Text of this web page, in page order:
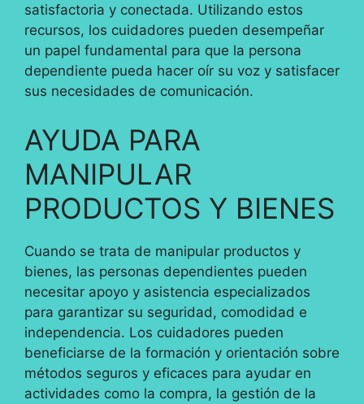
satisfactoria y conectada. Utilizando estos
recursos, los cuidadores pueden desempeñar
un papel fundamental para que la persona
dependiente pueda hacer oír su voz y satisfacer
sus necesidades de comunicación.
AYUDA PARA
MANIPULAR
PRODUCTOS Y BIENES
Cuando se trata de manipular productos y
bienes, las personas dependientes pueden
necesitar apoyo y asistencia especializados
para garantizar su seguridad, comodidad e
independencia. Los cuidadores pueden
beneficiarse de la formación y orientación sobre
métodos seguros y eficaces para ayudar en
actividades como la compra, la gestión de la